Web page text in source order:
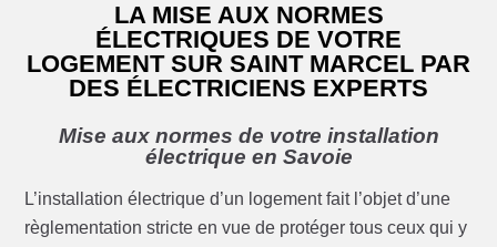
LA MISE AUX NORMES
ÉLECTRIQUES DE VOTRE
LOGEMENT SUR SAINT MARCEL PAR
DES ÉLECTRICIENS EXPERTS
Mise aux normes de votre installation
électrique en Savoie
L’installation électrique d’un logement fait l’objet d’une
règlementation stricte en vue de protéger tous ceux qui y